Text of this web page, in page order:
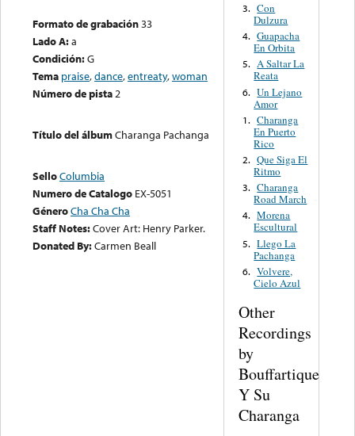
Formato de grabación33
Lado A:a
Condición:G
Tema praise,dance,entreaty,woman
Número de pista2
Título del álbumCharanga Pachanga
SelloColumbia
Numero de Catalogo EX-5051
GéneroCha Cha Cha
Staff Notes:Cover Art: Henry Parker.
Donated By:Carmen Beall
3. Con
Dulzura
4. Guapacha
En Orbita
5. A Saltar La
Reata
6. Un Lejano
Amor
1. Charanga
En Puerto
Rico
2. Que Siga El
Ritmo
3. Charanga
Road March
4. Morena
Escultural
5. Llego La
Pachanga
6. Volvere,
Cielo Azul
Other
Recordings
by
Bouffartique
Y Su
Charanga